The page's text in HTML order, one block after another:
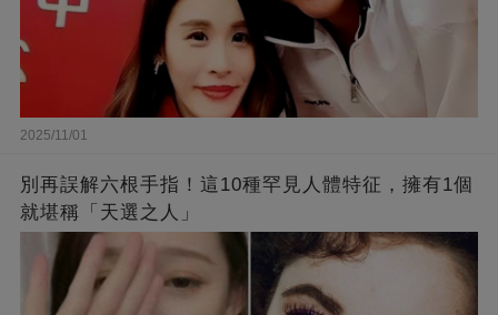
2025/11/01
別再誤解六根手指！這10種罕見人體特征，擁有1個
就堪稱「天選之人」